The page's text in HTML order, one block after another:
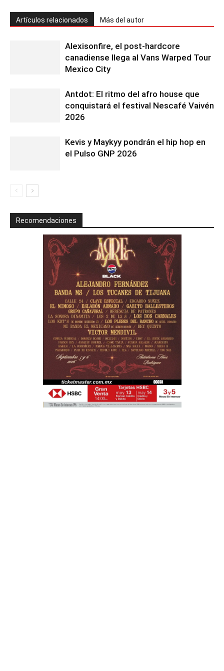
Artículos relacionados Más del autor
Alexisonfire, el post-hardcore
canadiense llega al Vans Warped Tour
Mexico City
Antdot: El ritmo del afro house que
conquistará el festival Nescafé Vaivén
2026
Kevis y Maykyy pondrán el hip hop en
el Pulso GNP 2026
Recomendaciones